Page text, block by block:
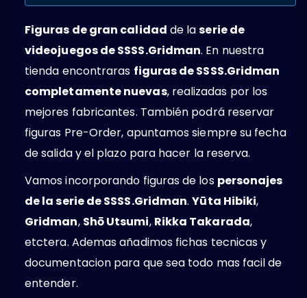
Figuras de gran calidad de laserie de
videojuegos de SSSS.Gridman. En nuestra
tienda encontraras figuras de SSSS.Gridman
completamente nuevas, realizadas por los
mejores fabricantes. También podrá reservar
figuras Pre-Order, apuntamos siempre su fecha
de salida y el plazo para hacer la reserva.
Vamos incorporando figuras de los personajes
de la serie de SSSS.Gridman.Yūta Hibiki,
Gridman, Shō Utsumi, Rikka Takarada,
etctera. Ademas añadimos fichas tecnicas y
documentacion para que sea todo mas facil de
entender.